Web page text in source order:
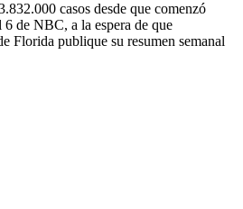
casos desde que comenzó
6 de NBC, a la espera de que
Florida publique su resumen semanal